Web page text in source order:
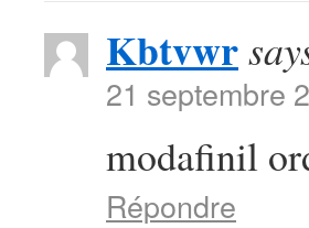
Kbtvwr
21 septembre
modafinil
Répondre